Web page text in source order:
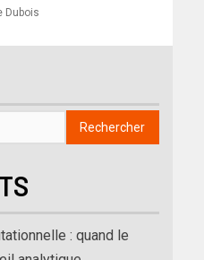
Dubois
Rechercher
: quand le